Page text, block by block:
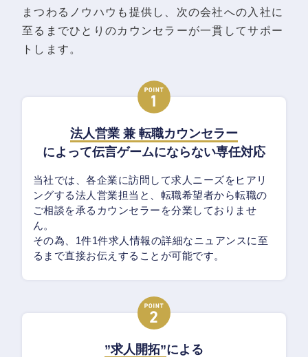
まつわるノウハウも提供し、次の会社への入社に
至るまでひとりのカウンセラーが一貫してサポー
トします。
法人営業 兼 転職カウンセラー
によって伝言ゲームにならない専任対応
当社では、各企業に訪問して求人ニーズをヒアリ
ングする法人営業担当と、転職希望者から転職の
ご相談を承るカウンセラーを分業しておりませ
ん。
その為、1件1件求人情報の詳細なニュアンスに至
るまで直接お伝えすることが可能です。
”求人開拓”による